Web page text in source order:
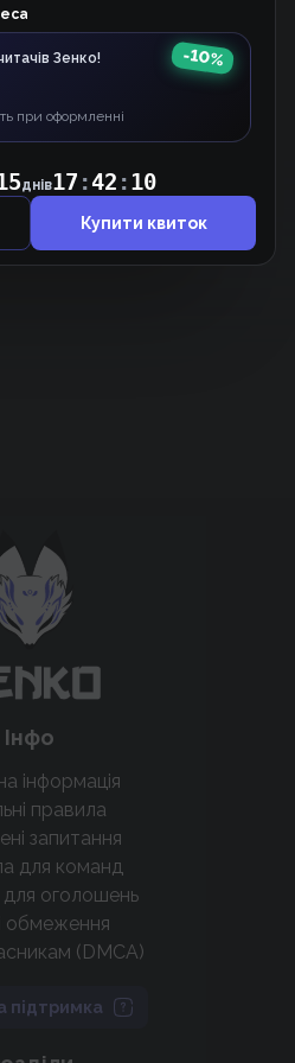
Інфо
інформація
правила
запитання
для команд
оголошень
обмеження
(DMCA)
підтримка
Зенко!
при оформленні
-10%
днів17 :42 :10
Купити квиток